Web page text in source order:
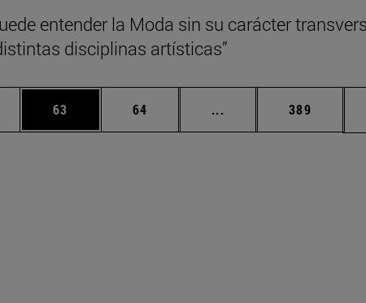
entender la Moda sin su carácter
disciplinas artísticas”
Use TAB para desplazarse.
Página
63 Página
64 ... Páginas intermedias
Página
389